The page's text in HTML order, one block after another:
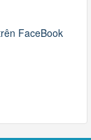
FaceBook